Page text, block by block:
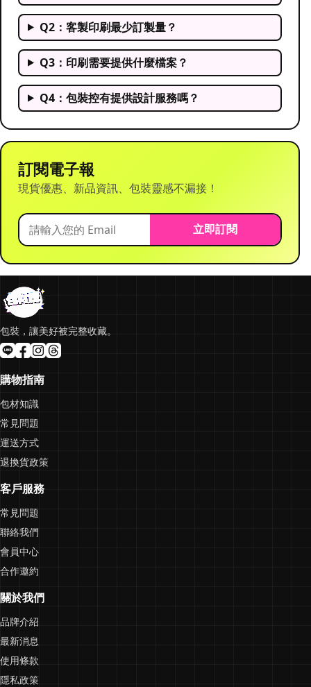
Q2：客製印刷最少訂製量？
Q3：印刷需要提供什麼檔案？
Q4：包裝控有提供設計服務嗎？
訂閱電子報
現貨優惠、新品資訊、包裝靈感不漏接！
立即訂閱
包裝，讓美好被完整收藏。
購物指南
包材知識
常見問題
運送方式
退換貨政策
客戶服務
常見問題
聯絡我們
會員中心
合作邀約
關於我們
品牌介紹
最新消息
使用條款
隱私政策